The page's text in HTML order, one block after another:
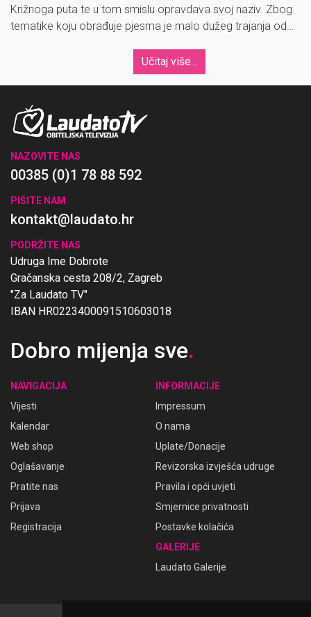
Križnoga puta te u tom smislu opravdava svoj naziv. Zbog
tematike koju obrađuje pjesma je malo dužeg trajanja od
Učitaj više...
NAZOVITE NAS
00385 (0)1 78 88 592
PIŠITE NAM
kontakt@laudato.hr
PODRŽITE NAS
Udruga Ime Dobrote
Gračanska cesta 208/2, Zagreb
"Za Laudato TV"
IBAN HR0223400091510603018
Dobro mijenja sve.
NAVIGACIJA
Vijesti
Kalendar
Web shop
Oglašavanje
Pratite nas
Prijava
Registracija
INFORMACIJE
Impressum
O nama
Uplate/Donacije
Revizorska izvješća udruge
Pravila i opći uvjeti
Smjernice privatnosti
Postavke kolačića
GALERIJE
Laudato Galerije